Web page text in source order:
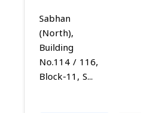
Sabhan
(North),
Building
No.114 / 116,
Block-11, S...